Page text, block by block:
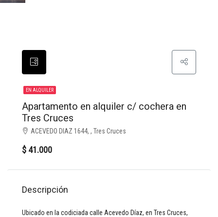
EN ALQUILER
Apartamento en alquiler c/ cochera en
Tres Cruces
ACEVEDO DIAZ 1644, , Tres Cruces
$ 41.000
Descripción
Ubicado en la codiciada calle Acevedo Díaz, en Tres Cruces,